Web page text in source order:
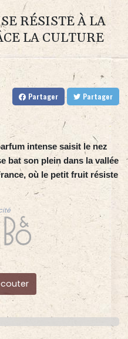
RÉSISTE À LA
LA CULTURE
Partager Partager
intense saisit le nez
bat son plein dans la vallée
où le petit fruit résiste